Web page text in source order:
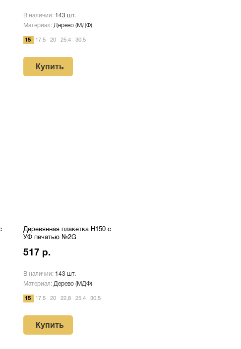
В наличии: 143 шт.
Материал: Дерево (МДФ)
15 17.5 20 25.4 30.5
Купить
Деревянная плакетка H150 c
УФ печатью №2G
517 р.
В наличии: 143 шт.
Материал: Дерево (МДФ)
15 17.5 20 22,8 25.4 30.5
Купить